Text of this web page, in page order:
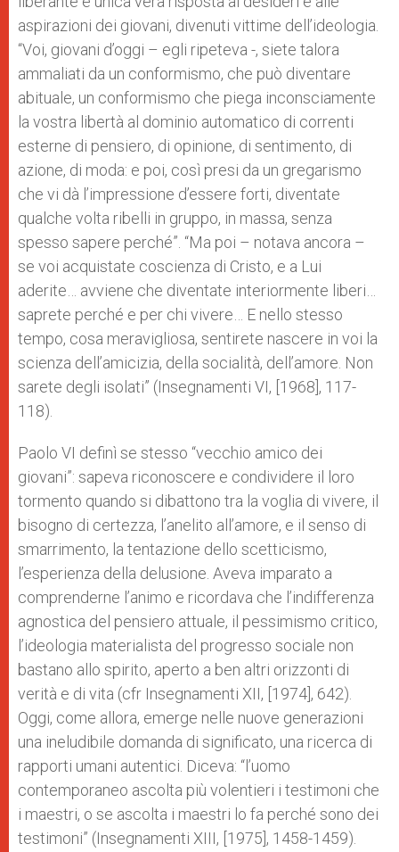
aspirazioni dei giovani, divenuti vittime dell’ideologia.
“Voi, giovani d’oggi – egli ripeteva -, siete talora
ammaliati da un conformismo, che può diventare
abituale, un conformismo che piega inconsciamente
la vostra libertà al dominio automatico di correnti
esterne di pensiero, di opinione, di sentimento, di
azione, di moda: e poi, così presi da un gregarismo
che vi dà l’impressione d’essere forti, diventate
qualche volta ribelli in gruppo, in massa, senza
spesso sapere perché”. “Ma poi – notava ancora –
se voi acquistate coscienza di Cristo, e a Lui
aderite… avviene che diventate interiormente liberi…
saprete perché e per chi vivere… E nello stesso
tempo, cosa meravigliosa, sentirete nascere in voi la
scienza dell’amicizia, della socialità, dell’amore. Non
sarete degli isolati” (Insegnamenti VI, [1968], 117-
118).
Paolo VI definì se stesso “vecchio amico dei
giovani”: sapeva riconoscere e condividere il loro
tormento quando si dibattono tra la voglia di vivere, il
bisogno di certezza, l’anelito all’amore, e il senso di
smarrimento, la tentazione dello scetticismo,
l’esperienza della delusione. Aveva imparato a
comprenderne l’animo e ricordava che l’indifferenza
agnostica del pensiero attuale, il pessimismo critico,
l’ideologia materialista del progresso sociale non
bastano allo spirito, aperto a ben altri orizzonti di
verità e di vita (cfr Insegnamenti XII, [1974], 642).
Oggi, come allora, emerge nelle nuove generazioni
una ineludibile domanda di significato, una ricerca di
rapporti umani autentici. Diceva: “l’uomo
contemporaneo ascolta più volentieri i testimoni che
i maestri, o se ascolta i maestri lo fa perché sono dei
testimoni” (Insegnamenti XIII, [1975], 1458-1459).